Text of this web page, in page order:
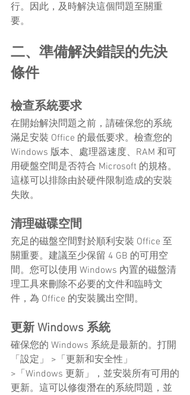
行。因此，及時解決這個問題至關重
要。
二、準備解決錯誤的先決
條件
檢查系統要求
在開始解決問題之前，請確保您的系統
滿足安裝 Office 的最低要求。檢查您的
Windows 版本、處理器速度、RAM 和可
用硬盤空間是否符合 Microsoft 的規格。
這樣可以排除由於硬件限制造成的安裝
失敗。
清理磁碟空間
充足的磁盤空間對於順利安裝 Office 至
關重要。建議至少保留 4 GB 的可用空
間。您可以使用 Windows 內置的磁盤清
理工具來刪除不必要的文件和臨時文
件，為 Office 的安裝騰出空間。
更新 Windows 系統
確保您的 Windows 系統是最新的。打開
「設定」 >「更新和安全性」
>「Windows 更新」，並安裝所有可用的
更新。這可以修復潛在的系統問題，並